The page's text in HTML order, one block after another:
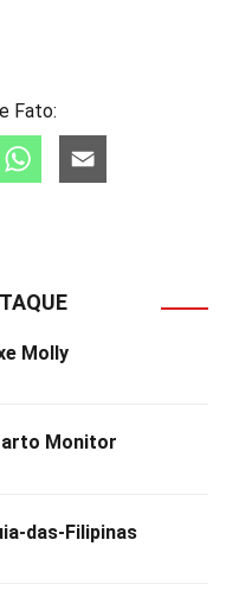
Fato:
Molly
Monitor
das-Filipinas